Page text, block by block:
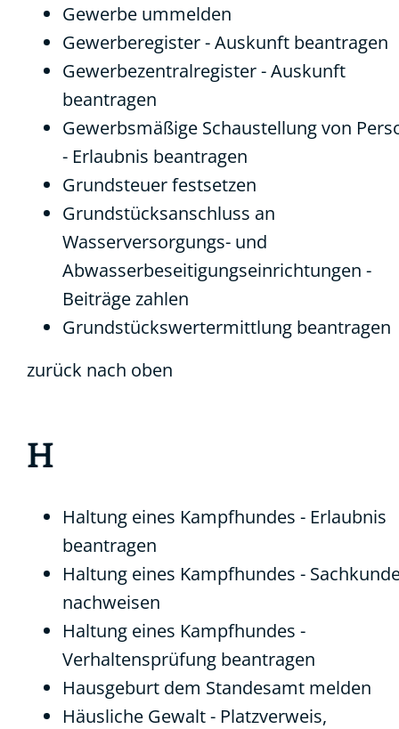
Gewerbe ummelden
Gewerberegister - Auskunft beantragen
Gewerbezentralregister - Auskunft
beantragen
Gewerbsmäßige Schaustellung von
- Erlaubnis beantragen
Grundsteuer festsetzen
Grundstücksanschluss an
Wasserversorgungs- und
Abwasserbeseitigungseinrichtungen -
Beiträge zahlen
Grundstückswertermittlung beantragen
zurück nach oben
H
Haltung eines Kampfhundes - Erlaubnis
beantragen
Haltung eines Kampfhundes -
nachweisen
Haltung eines Kampfhundes -
Verhaltensprüfung beantragen
Hausgeburt dem Standesamt melden
Häusliche Gewalt - Platzverweis,